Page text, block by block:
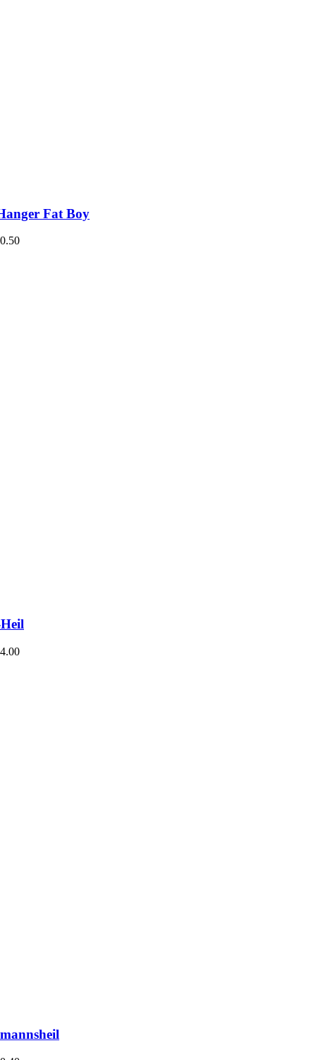
Fat Boy